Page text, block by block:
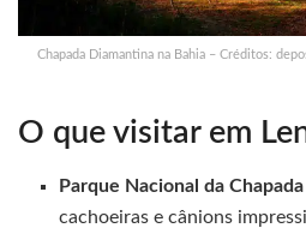
Chapada Diamantina na Bahia – Créditos:
O que visitar em
Parque Nacional da
cachoeiras e cânions